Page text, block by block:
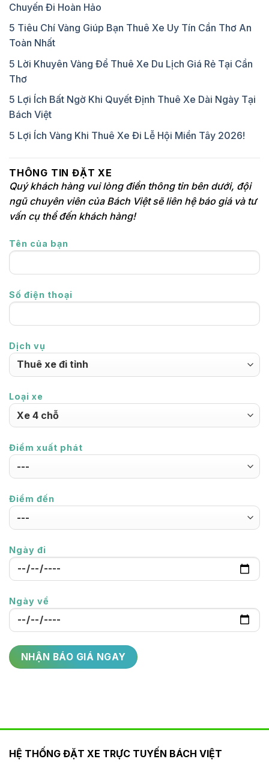
Chuyến Đi Hoàn Hảo
5 Tiêu Chí Vàng Giúp Bạn Thuê Xe Uy Tín Cần Thơ An
Toàn Nhất
5 Lời Khuyên Vàng Để Thuê Xe Du Lịch Giá Rẻ Tại Cần
Thơ
5 Lợi Ích Bất Ngờ Khi Quyết Định Thuê Xe Dài Ngày Tại
Bách Việt
5 Lợi Ích Vàng Khi Thuê Xe Đi Lễ Hội Miền Tây 2026!
THÔNG TIN ĐẶT XE
Quý khách hàng vui lòng điền thông tin bên dưới, đội
ngũ chuyên viên của Bách Việt sẽ liên hệ báo giá và tư
vấn cụ thể đến khách hàng!
Tên của bạn
Số điện thoại
Dịch vụ
Loại xe
Điểm xuất phát
Điểm đến
Ngày đi
Ngày về
HỆ THỐNG ĐẶT XE TRỰC TUYẾN BÁCH VIỆT